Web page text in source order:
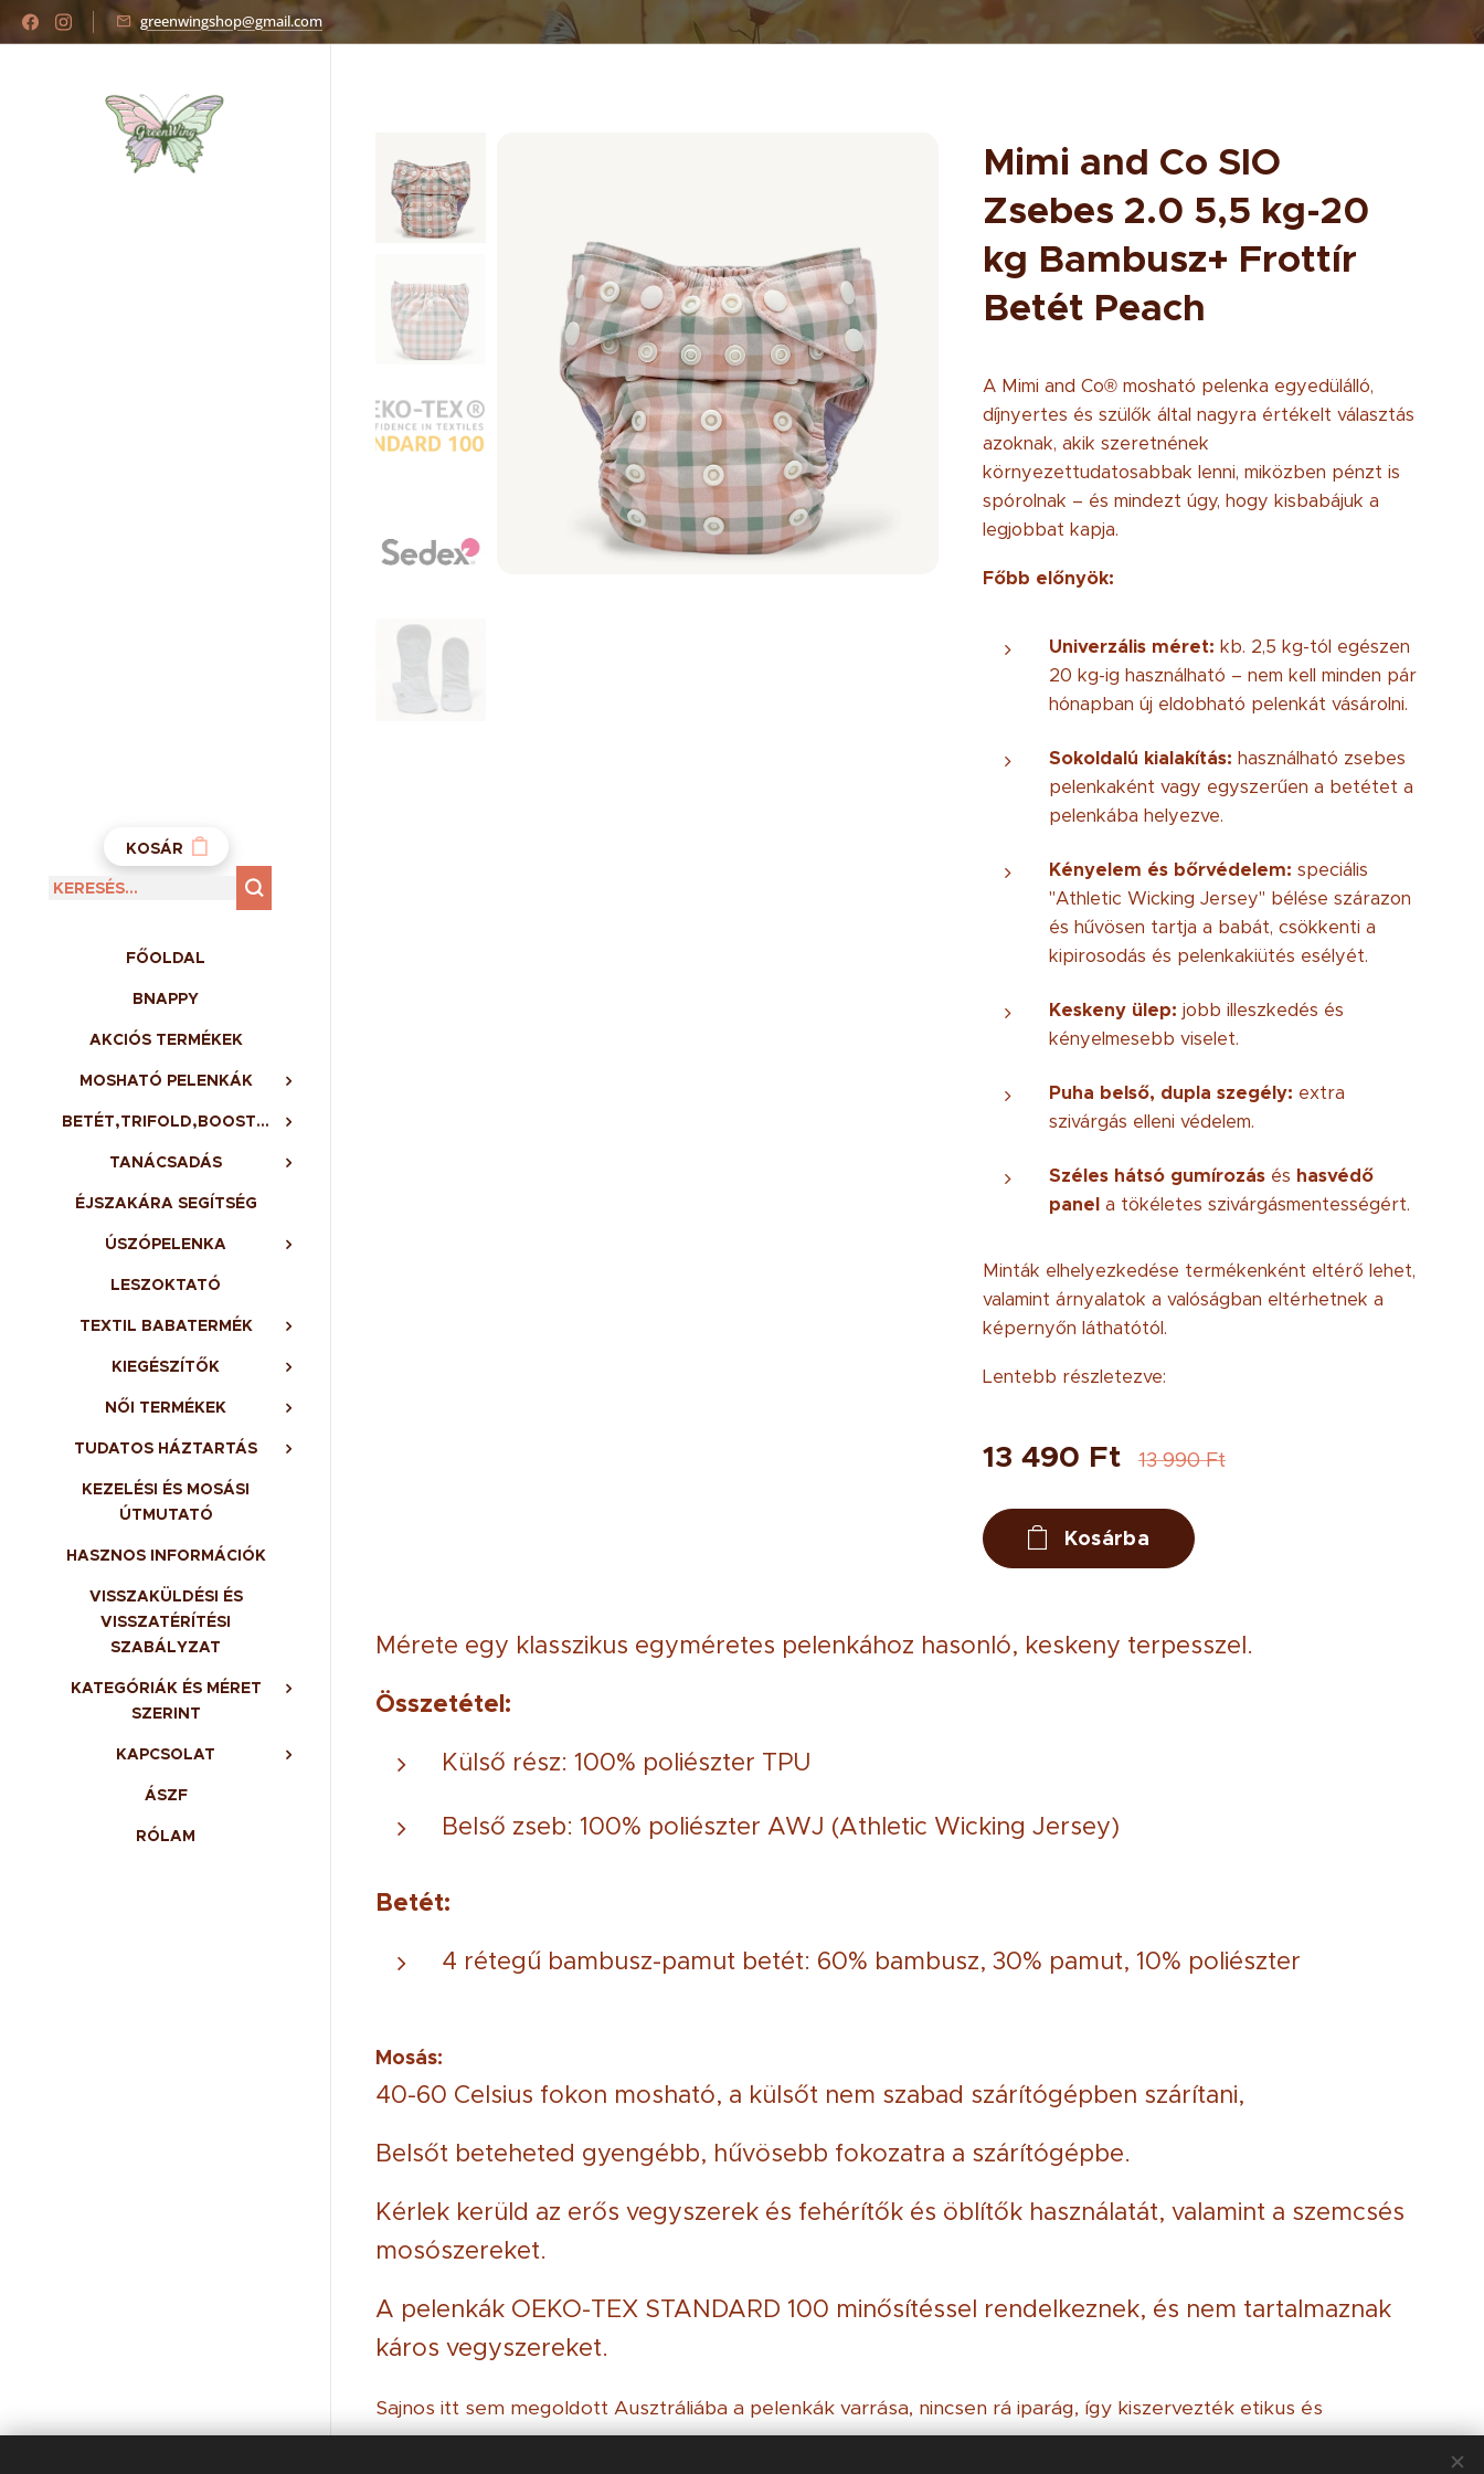
greenwingshop@gmail.com
KOSÁR
FŐOLDAL
BNAPPY
AKCIÓS TERMÉKEK
MOSHATÓ PELENKÁK
BETÉT,TRIFOLD,BOOSTER,BELSŐ
TANÁCSADÁS
ÉJSZAKÁRA SEGÍTSÉG
ÚSZÓPELENKA
LESZOKTATÓ
TEXTIL BABATERMÉK
KIEGÉSZÍTŐK
NŐI TERMÉKEK
TUDATOS HÁZTARTÁS
KEZELÉSI ÉS MOSÁSI
ÚTMUTATÓ
HASZNOS INFORMÁCIÓK
VISSZAKÜLDÉSI ÉS
VISSZATÉRÍTÉSI
SZABÁLYZAT
KATEGÓRIÁK ÉS MÉRET
SZERINT
KAPCSOLAT
ÁSZF
RÓLAM
Mimi and Co SIO
Zsebes 2.0 5,5 kg-20
kg Bambusz+ Frottír
Betét Peach
A Mimi and Co® mosható pelenka egyedülálló,
díjnyertes és szülők által nagyra értékelt választás
azoknak, akik szeretnének
környezettudatosabbak lenni, miközben pénzt is
spórolnak – és mindezt úgy, hogy kisbabájuk a
legjobbat kapja.
Főbb előnyök:
Univerzális méret: kb. 2,5 kg-tól egészen
20 kg-ig használható – nem kell minden pár
hónapban új eldobható pelenkát vásárolni.
Sokoldalú kialakítás: használható zsebes
pelenkaként vagy egyszerűen a betétet a
pelenkába helyezve.
Kényelem és bőrvédelem: speciális
"Athletic Wicking Jersey" bélése szárazon
és hűvösen tartja a babát, csökkenti a
kipirosodás és pelenkakiütés esélyét.
Keskeny ülep: jobb illeszkedés és
kényelmesebb viselet.
Puha belső, dupla szegély: extra
szivárgás elleni védelem.
Széles hátsó gumírozás és hasvédő
panel a tökéletes szivárgásmentességért.
Minták elhelyezkedése termékenként eltérő lehet,
valamint árnyalatok a valóságban eltérhetnek a
képernyőn láthatótól.
Lentebb részletezve:
13 490 Ft 13 990Ft
Kosárba
Mérete egy klasszikus egyméretes pelenkához hasonló, keskeny terpesszel.
Összetétel:
Külső rész: 100% poliészter TPU
Belső zseb: 100% poliészter AWJ (Athletic Wicking Jersey)
Betét:
4 rétegű bambusz-pamut betét: 60% bambusz, 30% pamut, 10% poliészter
Mosás:
40-60 Celsius fokon mosható, a külsőt nem szabad szárítógépben szárítani,
Belsőt beteheted gyengébb, hűvösebb fokozatra a szárítógépbe.
Kérlek kerüld az erős vegyszerek és fehérítők és öblítők használatát, valamint a szemcsés
mosószereket.
A pelenkák OEKO-TEX STANDARD 100 minősítéssel rendelkeznek, és nem tartalmaznak
káros vegyszereket.
Sajnos itt sem megoldott Ausztráliába a pelenkák varrása, nincsen rá iparág, így kiszervezték etikus és